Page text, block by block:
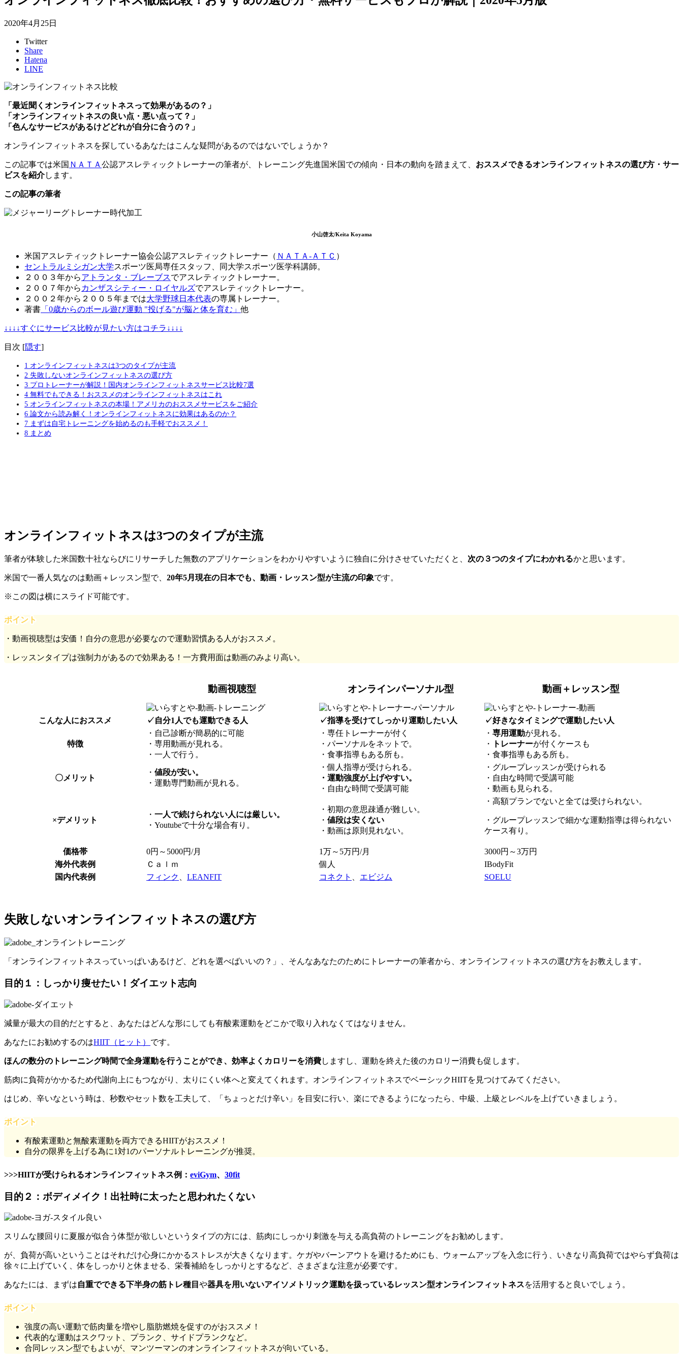
2020年4月25日
Twitter
Share
Hatena
LINE
「最近聞くオンラインフィットネスって効果があるの？」
「オンラインフィットネスの良い点・悪い点って？」
「色んなサービスがあるけどどれが自分に合うの？」
オンラインフィットネスを探しているあなたはこんな疑問があるのではないでしょうか？
この記事では米国 ＮＡＴＡ 公認アスレティックトレーナーの筆者が、トレーニング先進国米国での傾向・日本の動向を踏まえて、 おススメできるオンラインフィットネスの選び方・サー
ビスを紹介します。
この記事の筆者
小山啓太/Keita Koyama
米国アスレティックトレーナー協会公認アスレティックトレーナー（ ＮＡＴＡ‐ＡＴＣ ）
セントラルミシガン大学スポーツ医局専任スタッフ、同大学スポーツ医学科講師。
２００３年からアトランタ・ブレーブスでアスレティックトレーナー。
２００７年から カンザスシティー・ロイヤルズでアスレティックトレーナー。
２００２年から２００５年までは大学野球日本代表の専属トレーナー。
著書 「0歳からのボール遊び運動 "投げる"が脳と体を育む」他
↓↓↓↓すぐにサービス比較が見たい方はコチラ↓↓↓↓
目次 [隠す]
1 オンラインフィットネスは3つのタイプが主流
2 失敗しないオンラインフィットネスの選び方
3 プロトレーナーが解説！国内オンラインフィットネスサービス比較7選
4 無料でもできる！おススメのオンラインフィットネスはこれ
5 オンラインフィットネスの本場！アメリカのおススメサービスをご紹介
6 論文から読み解く！オンラインフィットネスに効果はあるのか？
7 まずは自宅トレーニングを始めるのも手軽でおススメ！
8 まとめ
オンラインフィットネスは3つのタイプが主流
筆者が体験した米国数十社ならびにリサーチした無数のアプリケーションをわかりやすいように独自に分けさせていただくと、 次の３つのタイプにわかれるかと思います。
米国で一番人気なのは動画＋レッスン型で、 20年5月現在の日本でも、動画・レッスン型が主流の印象です。
※この図は横にスライド可能です。
ポイント
・動画視聴型は安価！自分の意思が必要なので運動習慣ある人がおススメ。
・レッスンタイプは強制力があるので効果ある！一方費用面は動画のみより高い。
動画視聴型 オンラインパーソナル型 動画＋レッスン型
こんな人におススメ ✓自分1人でも運動できる人 ✓指導を受けてしっかり運動したい人 ✓好きなタイミングで運動したい人
特徴
・自己診断が簡易的に可能
・専用動画が見れる。
・一人で行う。
・専任トレーナーが付く
・パーソナルをネットで。
・食事指導もある所も。
・ 専用運動が見れる。
・
トレーナーが付くケースも
・食事指導もある所も。
〇メリット
・ 値段が安い。
・運動専門動画が見れる。
・個人指導が受けられる。
・運動強度が上げやすい。
・自由な時間で受講可能
・グループレッスンが受けられる
・自由な時間で受講可能
・動画も見られる。
×デメリット
・ 一人で続けられない人には厳しい。
・Youtubeで十分な場合有り。
・初期の意思疎通が難しい。
・ 値段は安くない
・動画は原則見れない。
・高額プランでないと全ては受けられない。
・グループレッスンで細かな運動指導は得られない
ケース有り。
価格帯 0円～5000円/月 1万～5万円/月
3000円～3万円
海外代表例
Ｃａｌｍ 個人
IBodyFit
国内代表例
フィンク LEANFIT コネクト エビジム SOELU
失敗しないオンラインフィットネスの選び方
「オンラインフィットネスっていっぱいあるけど、どれを選べばいいの？」、そんなあなたのためにトレーナーの筆者から、オンラインフィットネスの選び方をお教えします。
目的１：しっかり痩せたい！ダイエット志向
減量が最大の目的だとすると、あなたはどんな形にしても有酸素運動をどこかで取り入れなくてはなりません。
あなたにお勧めするのはHIIT（ヒット） です。
ほんの数分のトレーニング時間で全身運動を行うことができ、効率よくカロリーを消費しますし、運動を終えた後のカロリー消費も促します。
筋肉に負荷がかかるため代謝向上にもつながり、太りにくい体へと変えてくれます。オンラインフィットネスでベーシックHIITを見つけてみてください。
はじめ、辛いなという時は、秒数やセット数を工夫して、「ちょっとだけ辛い」を目安に行い、楽にできるようになったら、中級、上級とレベルを上げていきましょう。
ポイント
有酸素運動と無酸素運動を両方できるHIITがおススメ！
自分の限界を上げる為に1対1のパーソナルトレーニングが推奨。
>>>HIITが受けられるオンラインフィットネス例： eviGym、 30fit
目的２ ：ボディメイク！出社時に太ったと思われたくない
スリムな腰回りに夏服が似合う体型が欲しいというタイプの方には、筋肉にしっかり刺激を与える高負荷のトレーニングをお勧めします。
が、負荷が高いということはそれだけ心身にかかるストレスが大きくなります。ケガやバーンアウトを避けるためにも、ウォームアップを入念に行う、いきなり高負荷ではやらず負荷は
徐々に上げていく、体をしっかりと休ませる、栄養補給をしっかりとするなど、さまざまな注意が必要です。
あなたには、まずは自重でできる下半身の筋トレ種目 や器具を用いないアイソメトリック運動を扱っているレッスン型オンラインフィットネスを活用すると良いでしょう。
ポイント
強度の高い運動で筋肉量を増やし脂肪燃焼を促すのがおススメ！
代表的な運動はスクワット、プランク、サイドプランクなど。
合同レッスン型でもよいが、マンツーマンのオンラインフィットネスが向いている。